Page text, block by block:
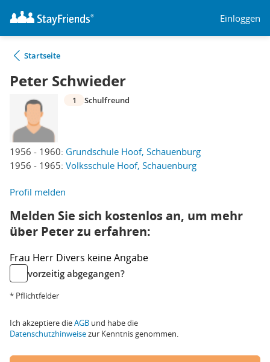
Einloggen
Startseite
Peter Schwieder
1956 - 1960: Grundschule Hoof, Schauenburg
1956 - 1965: Volksschule Hoof, Schauenburg
1 Schulfreund
Profil melden
Melden Sie sich kostenlos an, um mehr
über Peter zu erfahren:
Frau Herr Divers keine Angabe
vorzeitig abgegangen?
* Pflichtfelder
Ich akzeptiere dieAGB und habe die
Datenschutzhinweisezur Kenntnis genommen.